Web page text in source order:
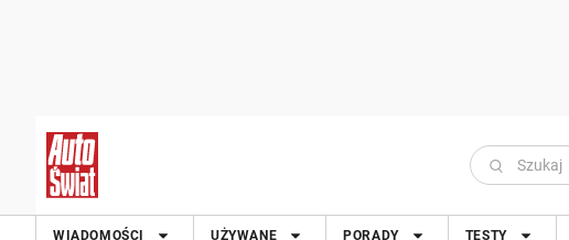
WIADOMOŚCI UŻYWANE PORADY TESTY